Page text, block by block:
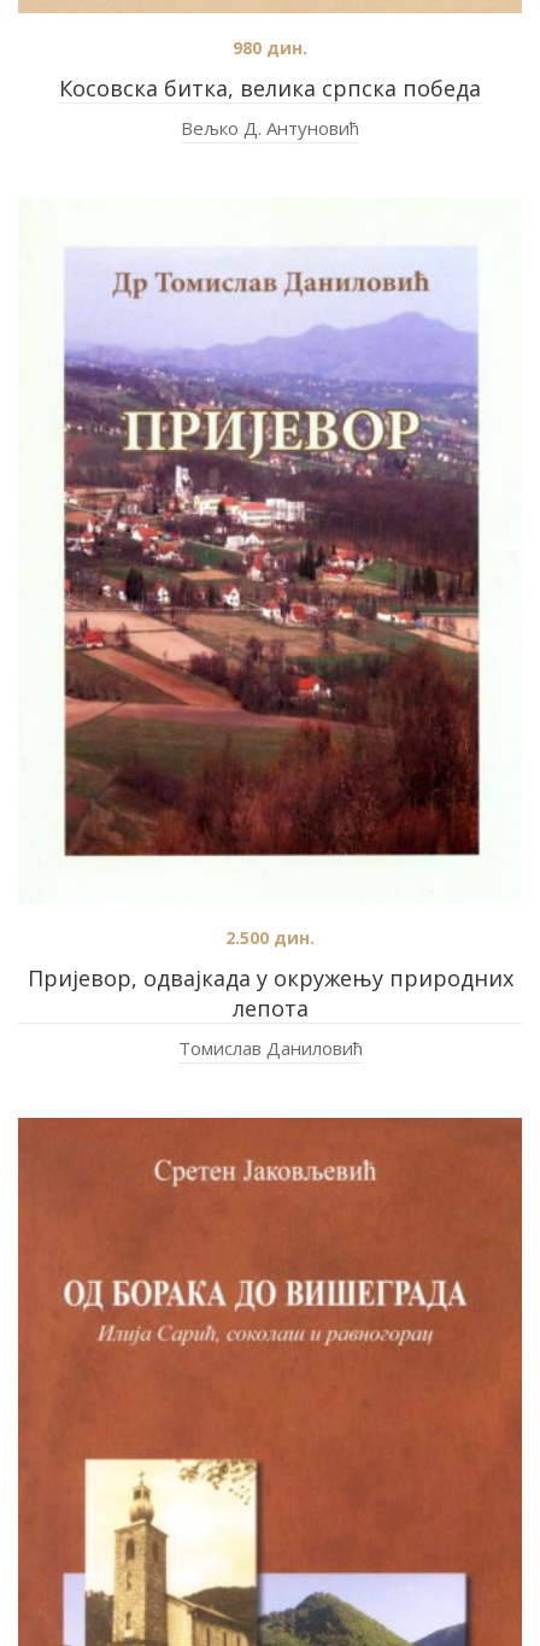
Косовска битка, велика српска победа
980 дин.
Вељко Д. Антуновић
Пријевор, одвајкада у окружењу природних
лепота
2.500 дин.
Томислав Даниловић